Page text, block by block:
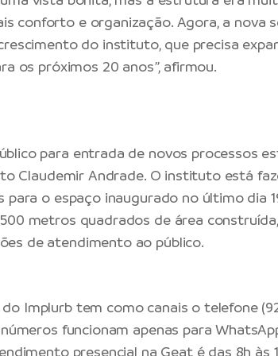
conforto e organização. Agora, a nova
do instituto, que precisa
os próximos 20 anos”, afirmou.
para entrada de novos processos
Claudemir Andrade. O instituto está
o espaço inaugurado no último dia
metros quadrados de área
de atendimento ao público.
Implurb tem como canais o telefone
funcionam apenas para
presencial na Geat é das 8h às